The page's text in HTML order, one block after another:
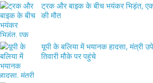
ट्रक और बाइक के बीच भयंकर भिड़ंत,
की मौत
यूपी के बलिया में भयानक हादसा, मंत्री
तिवारी मौके पर पहुंचे